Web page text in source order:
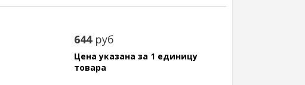
644 руб
Цена указана за 1 единицу
товара